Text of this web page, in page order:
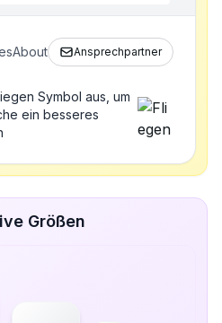
About Ansprechpartner
Symbol aus, um
ein besseres
Größen